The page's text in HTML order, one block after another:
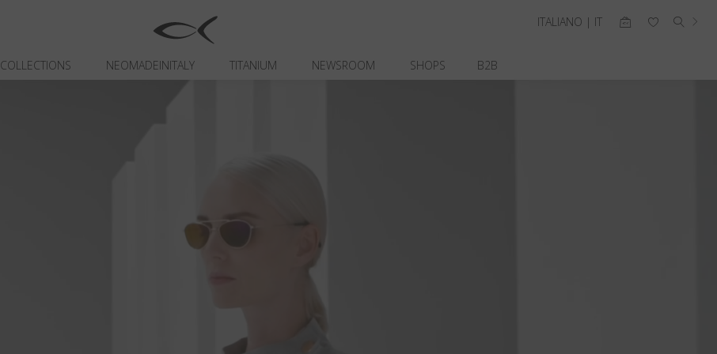
COLLECTIONS NEOMADEINITALY TITANIUM NEWSROOM SHOPS B2B
ITALIANO | IT